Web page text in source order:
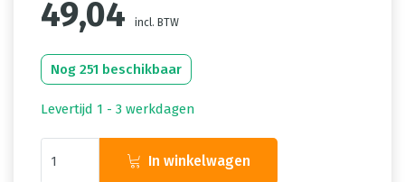
49,04 incl. BTW
Nog 251 beschikbaar
Levertijd 1 - 3 werkdagen
In winkelwagen